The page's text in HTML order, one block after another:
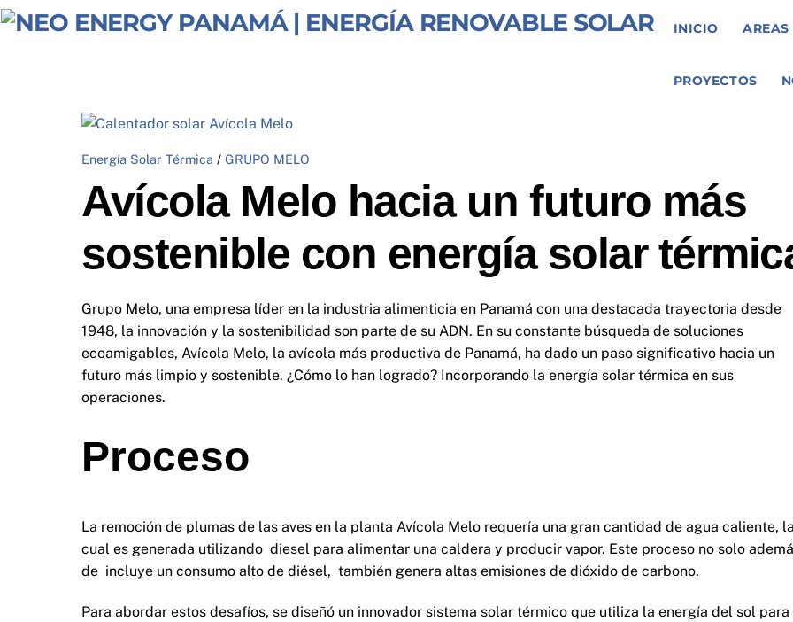
Skip
INICIO AREAS
PROYECTOS
Energía Solar Térmica / GRUPO MELO
Avícola Melo hacia un futuro más
sostenible con energía solar
Grupo Melo, una empresa líder en la industria alimenticia en Panamá con una destacada trayectoria desde
1948, la innovación y la sostenibilidad son parte de su ADN. En su constante búsqueda de soluciones
ecoamigables, Avícola Melo, la avícola más productiva de Panamá, ha dado un paso significativo hacia un
futuro más limpio y sostenible. ¿Cómo lo han logrado? Incorporando la energía solar térmica en sus
operaciones.
Proceso
La remoción de plumas de las aves en la planta Avícola Melo requería una gran cantidad de agua caliente,
cual es generada utilizando diesel para alimentar una caldera y producir vapor. Este proceso no solo
de incluye un consumo alto de diésel, también genera altas emisiones de dióxido de carbono.
Para abordar estos desafíos, se diseñó un innovador sistema solar térmico que utiliza la energía del sol para